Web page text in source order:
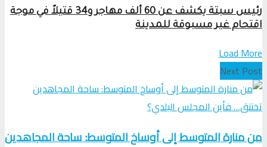
رئيس سبتة يكشف عن 60 ألف مهاجر و34 قتيلاً في موجة
اقتحام غير مسبوقة للمدينة
Load More
Next Post
من منارة المتوسط إلى أوساخ المتوسط: ساحة المجاهدين